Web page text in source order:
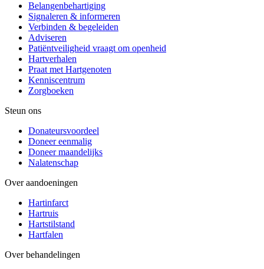
Belangenbehartiging
Signaleren & informeren
Verbinden & begeleiden
Adviseren
Patiëntveiligheid vraagt om openheid
Hartverhalen
Praat met Hartgenoten
Kenniscentrum
Zorgboeken
Steun ons
Donateursvoordeel
Doneer eenmalig
Doneer maandelijks
Nalatenschap
Over aandoeningen
Hartinfarct
Hartruis
Hartstilstand
Hartfalen
Over behandelingen